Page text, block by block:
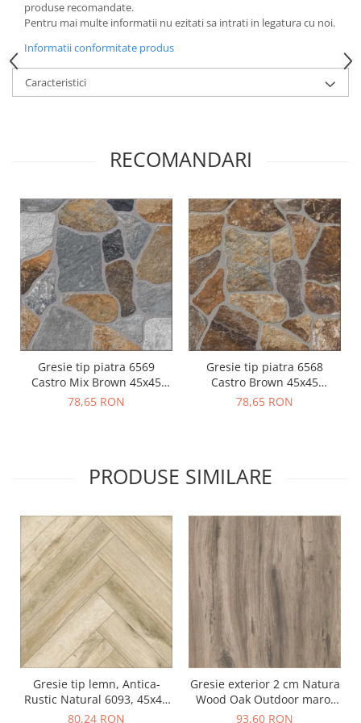
produse recomandate.
Pentru mai multe informatii nu ezitati sa intrati in legatura cu noi.
Informatii conformitate produs
Caracteristici
RECOMANDARI
Gresie tip piatra 6569
Castro Mix Brown 45x45
1.21mp/cut, maro
78,65 RON
Gresie tip piatra 6568
Castro Brown 45x45
1.21mp/cut, maro
78,65 RON
PRODUSE SIMILARE
Gresie tip lemn, Antica-
Rustic Natural 6093, 45x45
cm, portelanata, bej, finisaj
80,24 RON
Gresie exterior 2 cm Natura
Wood Oak Outdoor maro,
0.73mp/cut
93,60 RON